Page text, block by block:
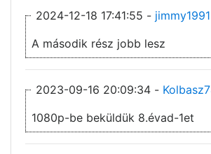
2024-12-18 17:41:55 - jimmy1991
A második rész jobb lesz
2023-09-16 20:09:34 -
1080p-be beküldük 8.évad-1et